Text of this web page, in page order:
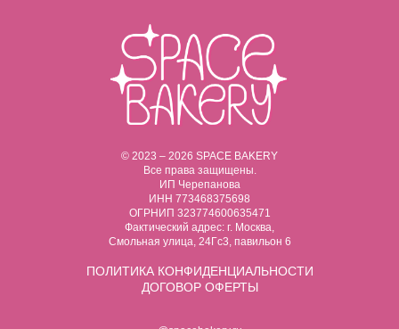
© 2023 – 2026 SPACE BAKERY
Все права защищены.
ИП Черепанова
ИНН 773468375698
ОГРНИП 323774600635471
Фактический адрес: г. Москва,
Смольная улица, 24Гс3, павильон 6
ПОЛИТИКА КОНФИДЕНЦИАЛЬНОСТИ
ДОГОВОР ОФЕРТЫ